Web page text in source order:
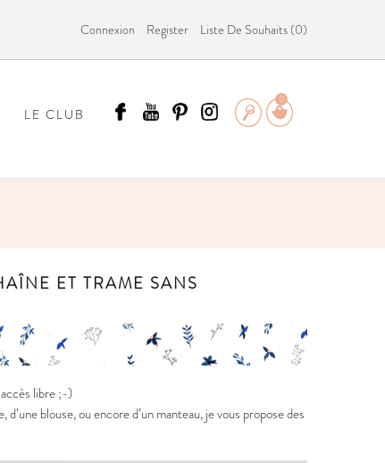
Connexion Register Liste De Souhaits (0)
0
LE CLUB
ET TRAME SANS
libre ;-)
blouse, ou encore d’un manteau, je vous propose des